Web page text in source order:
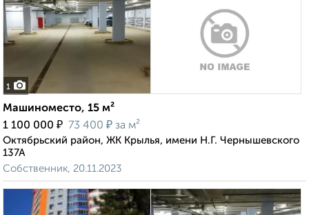
1
Машиноместо, 15 м²
1 100 000 ₽ 73 400 ₽ за м²
Октябрьский район, ЖК Крылья, имени Н.Г. Чернышевского
137А
Собственник, 20.11.2023